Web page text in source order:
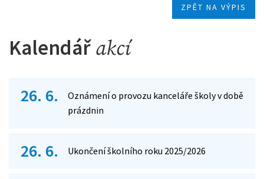
ZPĚT NA VÝPIS
Kalendářakcí
26. 6.
Oznámení o provozu kanceláře školy v době
prázdnin
26. 6. Ukončení školního roku 2025/2026